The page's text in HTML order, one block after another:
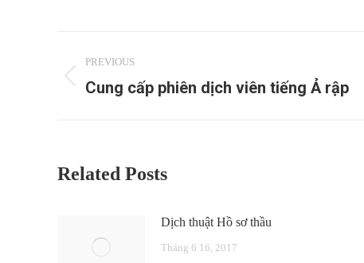
navigation
PREVIOUS
Previous
Cung cấp phiên dịch viên tiếng Ả rập
Related Posts
Dịch thuật Hồ sơ thầu
Tháng 6 16, 2017